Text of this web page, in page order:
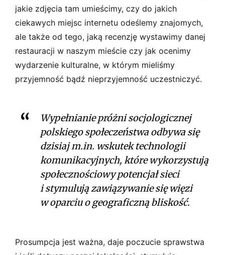
jakie zdjęcia tam umieścimy, czy do jakich
ciekawych miejsc internetu odeślemy znajomych,
ale także od tego, jaką recenzję wystawimy danej
restauracji w naszym mieście czy jak ocenimy
wydarzenie kulturalne, w którym mieliśmy
przyjemność bądź nieprzyjemność uczestniczyć.
Wypełnianie próżni socjologicznej
polskiego społeczeństwa odbywa się
dzisiaj m.in. wskutek technologii
komunikacyjnych, które wykorzystują
społecznościowy potencjał sieci
i stymulują zawiązywanie się więzi
w oparciu o geograficzną bliskość.
Prosumpcja jest ważna, daje poczucie sprawstwa